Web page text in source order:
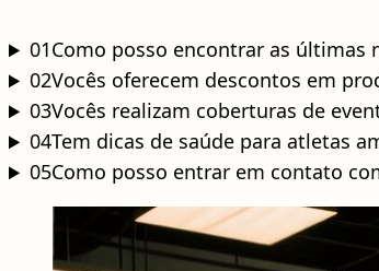
01Como posso encontrar as últimas
02Vocês oferecem descontos em
03Vocês realizam coberturas de
04Tem dicas de saúde para atletas
05Como posso entrar em contato